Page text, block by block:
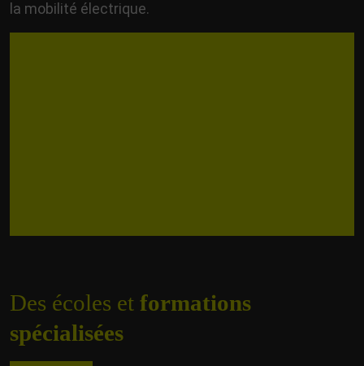
la mobilité électrique.
Des écoles et formations
spécialisées